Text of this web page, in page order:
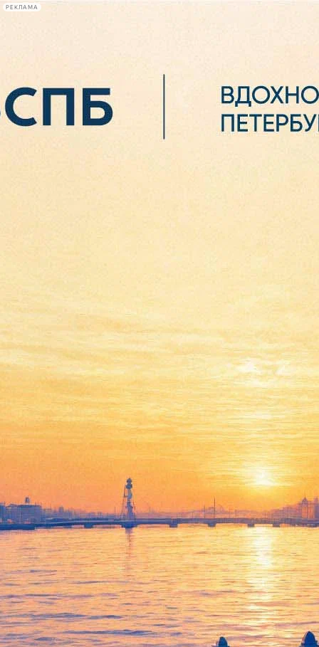
РЕКЛАМА
Сегодня:
2026.08.06
20:37
«Дэдпул» на экранах:
Хорошими делами
прославиться нельзя